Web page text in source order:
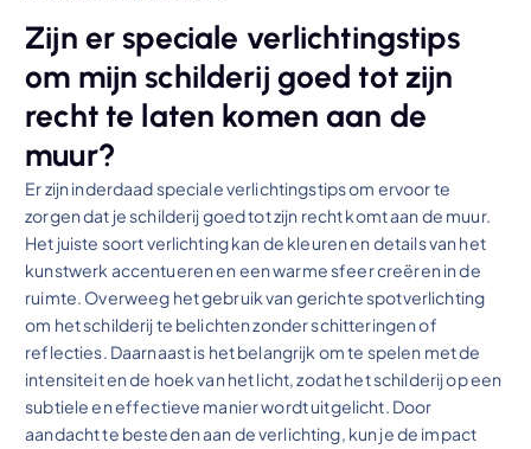
Zijn er speciale verlichtingstips
om mijn schilderij goed tot zijn
recht te laten komen aan de
muur?
Er zijn inderdaad speciale verlichtingstips om ervoor te
zorgen dat je schilderij goed tot zijn recht komt aan de muur.
Het juiste soort verlichting kan de kleuren en details van het
kunstwerk accentueren en een warme sfeer creëren in de
ruimte. Overweeg het gebruik van gerichte spotverlichting
om het schilderij te belichten zonder schitteringen of
reflecties. Daarnaast is het belangrijk om te spelen met de
intensiteit en de hoek van het licht, zodat het schilderij op een
subtiele en effectieve manier wordt uitgelicht. Door
aandacht te besteden aan de verlichting, kun je de impact